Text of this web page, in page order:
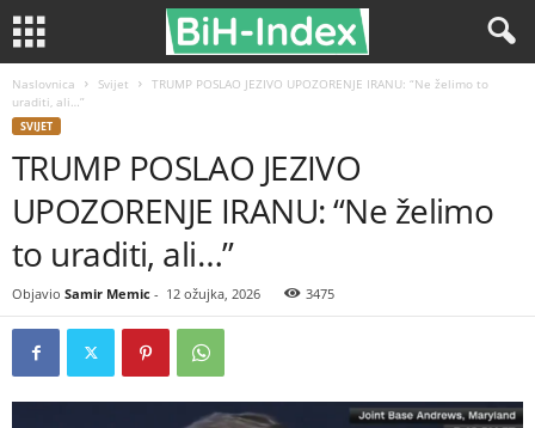
Naslovnica Svijet
TRUMP POSLAO JEZIVO UPOZORENJE IRANU: “Ne želimo to
uraditi, ali…”
SVIJET
TRUMP POSLAO JEZIVO
UPOZORENJE IRANU: “Ne želimo
to uraditi, ali…”
Objavio Samir Memic - 12 ožujka, 2026 3475